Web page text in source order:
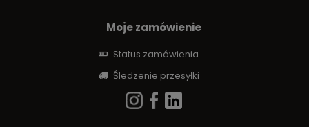
Moje zamówienie
Status zamówienia
Śledzenie przesyłki